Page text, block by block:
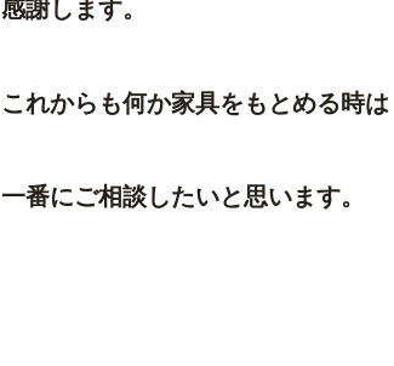
感謝します。
これからも何か家具をもとめる時は
一番にご相談したいと思います。